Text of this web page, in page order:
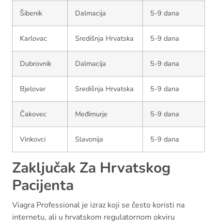
Šibenik Dalmacija 5-9 dana
Karlovac Središnja Hrvatska 5-9 dana
Dubrovnik Dalmacija 5-9 dana
Bjelovar Središnja Hrvatska 5-9 dana
Čakovec Međimurje 5-9 dana
Vinkovci Slavonija 5-9 dana
Zaključak Za Hrvatskog
Pacijenta
Viagra Professional je izraz koji se često koristi na
internetu, ali u hrvatskom regulatornom okviru